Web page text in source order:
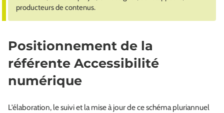
producteurs de contenus.
Positionnement de la
référente Accessibilité
numérique
L’élaboration, le suivi et la mise à jour de ce schéma pluriannuel